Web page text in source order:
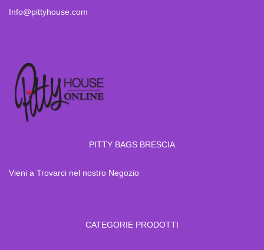
Info@pittyhouse.com
PITTY BAGS BRESCIA
Vieni a Trovarci nel nostro Negozio
CATEGORIE PRODOTTI